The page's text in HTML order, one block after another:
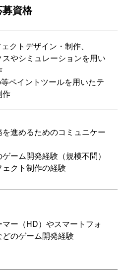
資格
クトデザイン・制作、
スやシミュレーションを用い
ペイントツールを用いたテ
作
進めるためのコミュニケー
ーム開発経験（規模不問）
クト制作の経験
マー（HD）やスマートフォ
どのゲーム開発経験